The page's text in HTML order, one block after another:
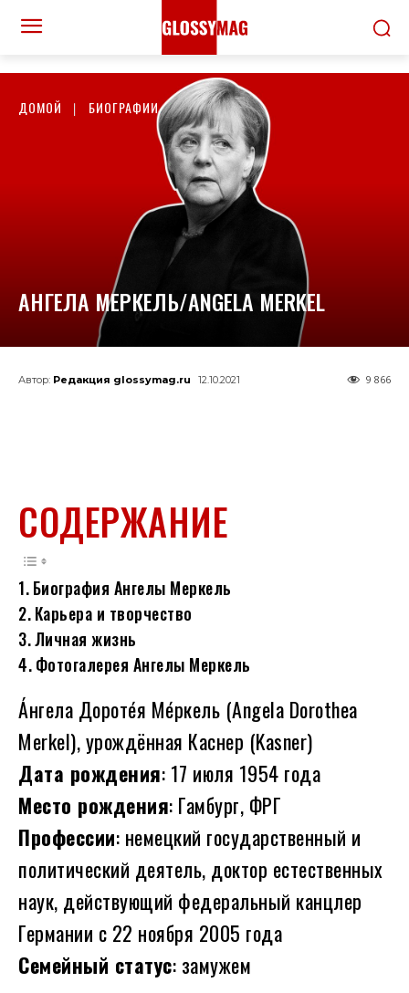
ДОМОЙ БИОГРАФИИ
АНГЕЛА МЕРКЕЛЬ/ANGELA MERKEL
Автор: Редакция glossymag.ru 12.10.2021 9 866
СОДЕРЖАНИЕ
Биография Ангелы Меркель
Карьера и творчество
Личная жизнь
Фотогалерея Ангелы Меркель
А́нгела Дороте́я Ме́ркель (Angela Dorothea
Merkel), урождённая Каснер (Kasner)
Дата рождения: 17 июля 1954 года
Место рождения: Гамбург, ФРГ
Профессии: немецкий государственный и
политический деятель, доктор естественных
наук, действующий федеральный канцлер
Германии с 22 ноября 2005 года
Семейный статус: замужем